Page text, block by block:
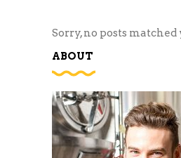
Sorry, no posts
ABOUT